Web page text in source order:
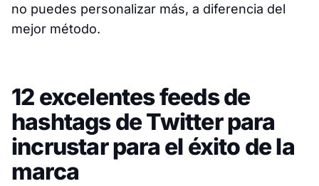
no puedes personalizar más, a diferencia del
mejor método.
12 excelentes feeds de
hashtags de Twitter para
incrustar para el éxito de la
marca